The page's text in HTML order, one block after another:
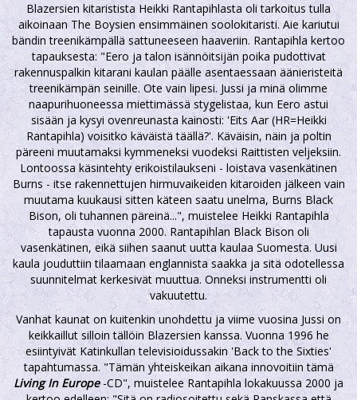
Blazersien kitaristista Heikki Rantapihlasta oli tarkoitus tulla
aikoinaan The Boysien ensimmäinen soolokitaristi. Aie kariutui
bändin treenikämpällä sattuneeseen haaveriin. Rantapihla kertoo
tapauksesta: "Eero ja talon isännöitsijän poika pudottivat
rakennuspalkin kitarani kaulan päälle asentaessaan äänieristeitä
treenikämpän seinille. Ote vain lipesi. Jussi ja minä olimme
naapurihuoneessa miettimässä stygelistaa, kun Eero astui
sisään ja kysyi ovenreunasta kainosti: 'Eits Aar (HR=Heikki
Rantapihla) voisitko käväistä täällä?'. Käväisin, näin ja poltin
päreeni muutamaksi kymmeneksi vuodeksi Raittisten veljeksiin.
Lontoossa käsintehty erikoistilaukseni - loistava vasenkätinen
Burns - itse rakennettujen hirmuvaikeiden kitaroiden jälkeen vain
muutama kuukausi sitten käteen saatu unelma, Burns Black
Bison, oli tuhannen päreinä...", muistelee Heikki Rantapihla
tapausta vuonna 2000. Rantapihlan Black Bison oli
vasenkätinen, eikä siihen saanut uutta kaulaa Suomesta. Uusi
kaula jouduttiin tilaamaan englannista saakka ja sitä odotellessa
suunnitelmat kerkesivät muuttua. Onneksi instrumentti oli
vakuutettu.
Vanhat kaunat on kuitenkin unohdettu ja viime vuosina Jussi on
keikkaillut silloin tällöin Blazersien kanssa. Vuonna 1996 he
esiintyivät Katinkullan televisioidussakin 'Back to the Sixties'
tapahtumassa. "Tämän yhteiskeikan aikana innovoitiin tämä
Living In Europe-CD", muistelee Rantapihla lokakuussa 2000 ja